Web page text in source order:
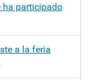
ha participado
a la feria